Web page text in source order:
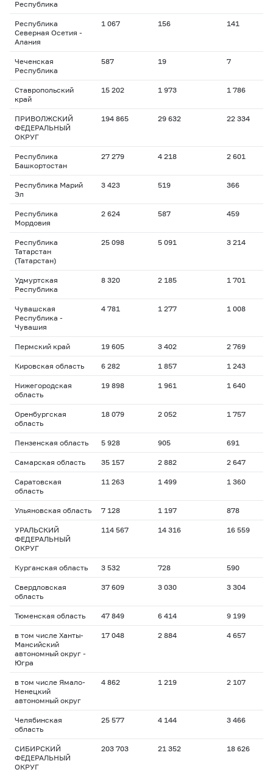
Республика
Республика
Северная Осетия -
Алания
1 067 156 141
Чеченская
Республика
587 19 7
Ставропольский
край
15 202 1 973 1 786
ПРИВОЛЖСКИЙ
ФЕДЕРАЛЬНЫЙ
ОКРУГ
194 865 29 632 22 334
Республика
Башкортостан
27 279 4 218 2 601
Республика Марий
Эл
3 423 519 366
Республика
Мордовия
2 624 587 459
Республика
Татарстан
(Татарстан)
25 098 5 091 3 214
Удмуртская
Республика
8 320 2 185 1 701
Чувашская
Республика -
Чувашия
4 781 1 277 1 008
Пермский край 19 605 3 402 2 769
Кировская область 6 282 1 857 1 243
Нижегородская
область
19 898 1 961 1 640
Оренбургская
область
18 079 2 052 1 757
Пензенская область 5 928 905 691
Самарская область 35 157 2 882 2 647
Саратовская
область
11 263 1 499 1 360
Ульяновская область 7 128 1 197 878
УРАЛЬСКИЙ
ФЕДЕРАЛЬНЫЙ
ОКРУГ
114 567 14 316 16 559
Курганская область 3 532 728 590
Свердловская
область
37 609 3 030 3 304
Тюменская область 47 849 6 414 9 199
в том числе Ханты-
Мансийский
автономный округ -
Югра
17 048 2 884 4 657
в том числе Ямало-
Ненецкий
автономный округ
4 862 1 219 2 107
Челябинская
область
25 577 4 144 3 466
СИБИРСКИЙ
ФЕДЕРАЛЬНЫЙ
ОКРУГ
203 703 21 352 18 626